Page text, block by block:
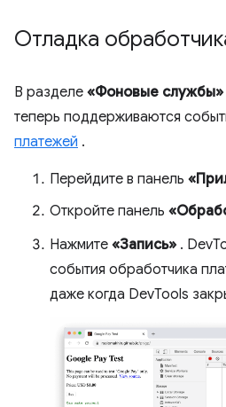
Отладка
В разделе «Фоновые службы»
теперь поддерживаются
платежей .
Перейдите в панель
Откройте панель
Нажмите «Запись» .
события обработчика
даже когда DevTools